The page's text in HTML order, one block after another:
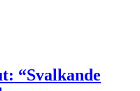
“Svalkande